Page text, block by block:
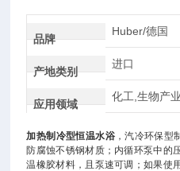
品牌
Huber/德国
产地类别
进口
应用领域
化工,生物产
加热制冷型恒温水浴，汽冷环保型
防腐蚀不锈钢材质；内循环泵中的
温橡胶材料，且泵速可调；如果使